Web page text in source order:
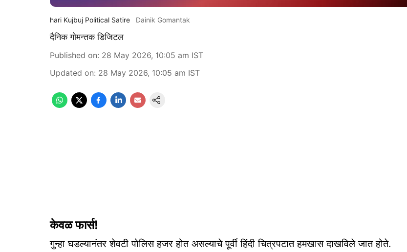
hari Kujbuj Political Satire Dainik Gomantak
दैनिक गोमन्तक डिजिटल
Published on: 28 May 2026, 10:05 am IST
Updated on: 28 May 2026, 10:05 am IST
केवळ फार्स!
गुन्हा घडल्यानंतर शेवटी पोलिस हजर होत असल्याचे पूर्वी हिंदी चित्रपटात हमखास दाखविले जात होते.